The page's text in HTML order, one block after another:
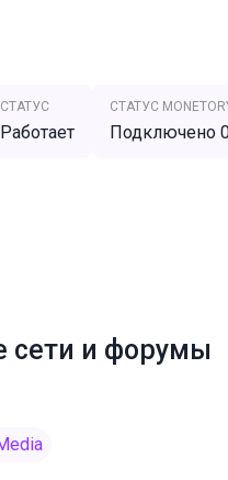
СТАТУС
Работает
СТАТУС
Подключено
сети и форумы